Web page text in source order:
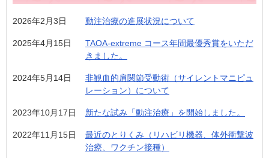
2026年2月3日 動注治療の進展状況について
2025年4月15日
TAOA-extreme コース年間最優秀賞をいただ
きました。
2024年5月14日
非観血的肩関節受動術（サイレントマニピュ
レーション）について
2023年10月17日 新たな試み「動注治療」を開始しました。
2022年11月15日
最近のとりくみ（リハビリ機器、体外衝撃波
治療、ワクチン接種）